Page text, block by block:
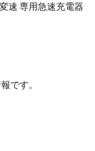
速 専用急速充電器
です。